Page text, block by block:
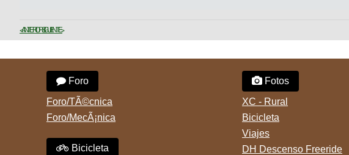
< ANTERIORSIGUIENTE >
Foro
Foro/TÃ©cnica
Foro/MecÃ¡nica
Bicicleta
Fotos
XC - Rural
Bicicleta
Viajes
DH Descenso Freeride